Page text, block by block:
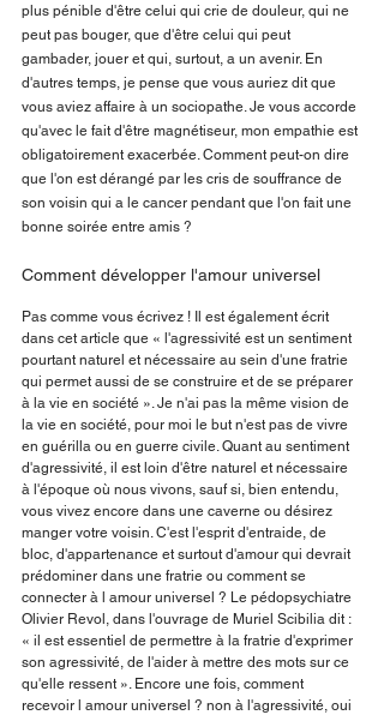
plus pénible d'être celui qui crie de douleur, qui ne
peut pas bouger, que d'être celui qui peut
gambader, jouer et qui, surtout, a un avenir. En
d'autres temps, je pense que vous auriez dit que
vous aviez affaire à un sociopathe. Je vous accorde
qu'avec le fait d'être magnétiseur, mon empathie est
obligatoirement exacerbée. Comment peut-on dire
que l'on est dérangé par les cris de souffrance de
son voisin qui a le cancer pendant que l'on fait une
bonne soirée entre amis ?
Comment développer l'amour universel
Pas comme vous écrivez ! Il est également écrit
dans cet article que « l'agressivité est un sentiment
pourtant naturel et nécessaire au sein d'une fratrie
qui permet aussi de se construire et de se préparer
à la vie en société ». Je n'ai pas la même vision de
la vie en société, pour moi le but n'est pas de vivre
en guérilla ou en guerre civile. Quant au sentiment
d'agressivité, il est loin d'être naturel et nécessaire
à l'époque où nous vivons, sauf si, bien entendu,
vous vivez encore dans une caverne ou désirez
manger votre voisin. C'est l'esprit d'entraide, de
bloc, d'appartenance et surtout d'amour qui devrait
prédominer dans une fratrie ou comment se
connecter à l amour universel ? Le pédopsychiatre
Olivier Revol, dans l'ouvrage de Muriel Scibilia dit :
« il est essentiel de permettre à la fratrie d'exprimer
son agressivité, de l'aider à mettre des mots sur ce
qu'elle ressent ». Encore une fois, comment
recevoir l amour universel ? non à l'agressivité, oui